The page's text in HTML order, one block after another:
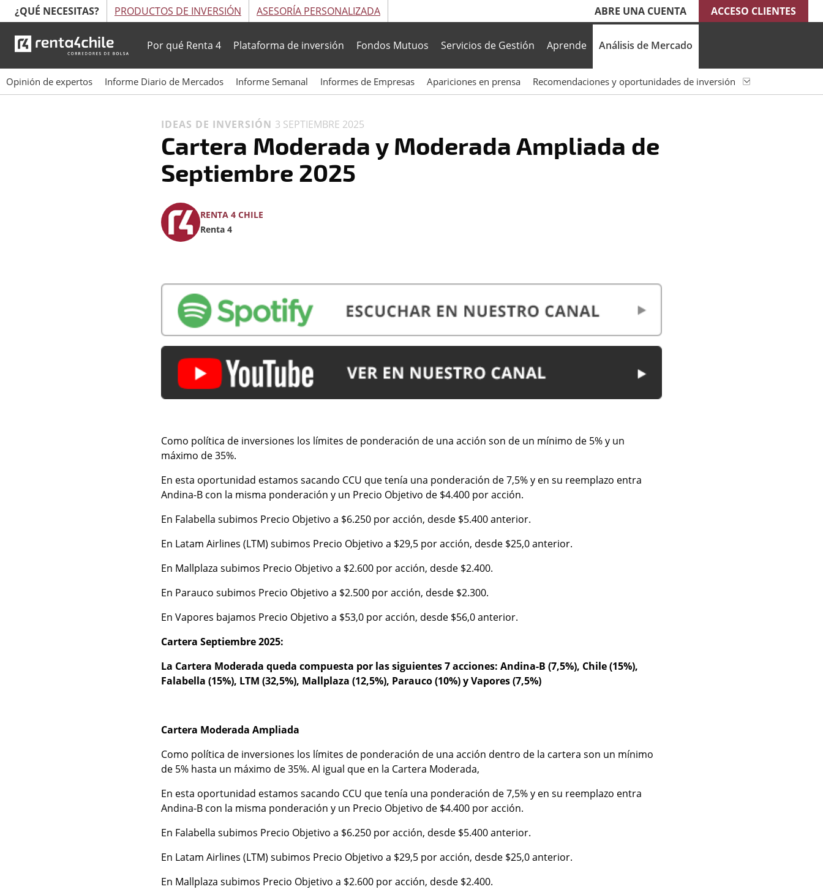
¿QUÉ NECESITAS? PRODUCTOS DE INVERSIÓN ASESORÍA PERSONALIZADA ABRE UNA CUENTA ACCESO CLIENTES
Por qué Renta 4 Plataforma de inversión Fondos Mutuos Servicios de Gestión Aprende Análisis de Mercado
Opinión de expertos Informe Diario de Mercados Informe Semanal Informes de Empresas Apariciones en prensa Recomendaciones y oportunidades de inversión
IDEAS DE INVERSIÓN 3 SEPTIEMBRE 2025
Cartera Moderada y Moderada Ampliada de
Septiembre 2025
RENTA 4 CHILE
Renta 4
Como política de inversiones los límites de ponderación de una acción son de un mínimo de 5% y un
máximo de 35%.
En esta oportunidad estamos sacando CCU que tenía una ponderación de 7,5% y en su reemplazo entra
Andina-B con la misma ponderación y un Precio Objetivo de $4.400 por acción.
En Falabella subimos Precio Objetivo a $6.250 por acción, desde $5.400 anterior.
En Latam Airlines (LTM) subimos Precio Objetivo a $29,5 por acción, desde $25,0 anterior.
En Mallplaza subimos Precio Objetivo a $2.600 por acción, desde $2.400.
En Parauco subimos Precio Objetivo a $2.500 por acción, desde $2.300.
En Vapores bajamos Precio Objetivo a $53,0 por acción, desde $56,0 anterior.
Cartera Septiembre 2025:
La Cartera Moderada queda compuesta por las siguientes 7 acciones: Andina-B (7,5%), Chile (15%),
Falabella (15%), LTM (32,5%), Mallplaza (12,5%), Parauco (10%) y Vapores (7,5%)
Cartera Moderada Ampliada
Como política de inversiones los límites de ponderación de una acción dentro de la cartera son un mínimo
de 5% hasta un máximo de 35%. Al igual que en la Cartera Moderada,
En esta oportunidad estamos sacando CCU que tenía una ponderación de 7,5% y en su reemplazo entra
Andina-B con la misma ponderación y un Precio Objetivo de $4.400 por acción.
En Falabella subimos Precio Objetivo a $6.250 por acción, desde $5.400 anterior.
En Latam Airlines (LTM) subimos Precio Objetivo a $29,5 por acción, desde $25,0 anterior.
En Mallplaza subimos Precio Objetivo a $2.600 por acción, desde $2.400.